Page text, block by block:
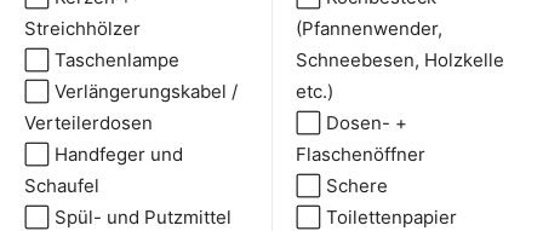
Streichhölzer
⬜ Taschenlampe
⬜ Verlängerungskabel /
Verteilerdosen
⬜ Handfeger und
Schaufel
⬜ Spül- und Putzmittel
(Pfannenwender,
Schneebesen, Holzkelle
etc.)
⬜ Dosen- +
Flaschenöffner
⬜ Schere
⬜ Toilettenpapier